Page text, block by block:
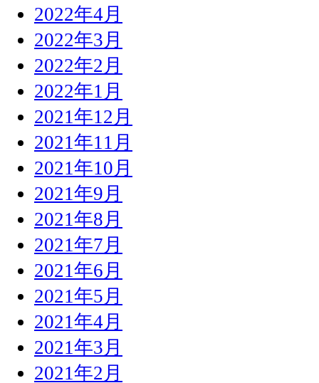
2022年4月
2022年3月
2022年2月
2022年1月
2021年12月
2021年11月
2021年10月
2021年9月
2021年8月
2021年7月
2021年6月
2021年5月
2021年4月
2021年3月
2021年2月